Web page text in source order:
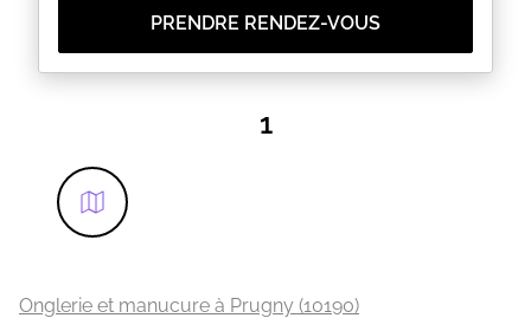
Un message de confirmation vous sera envoyé la
Les retards entraineront une diminution du temps
PRENDRE RENDEZ-VOUS
1
Onglerie et manucure à Prugny (10190)